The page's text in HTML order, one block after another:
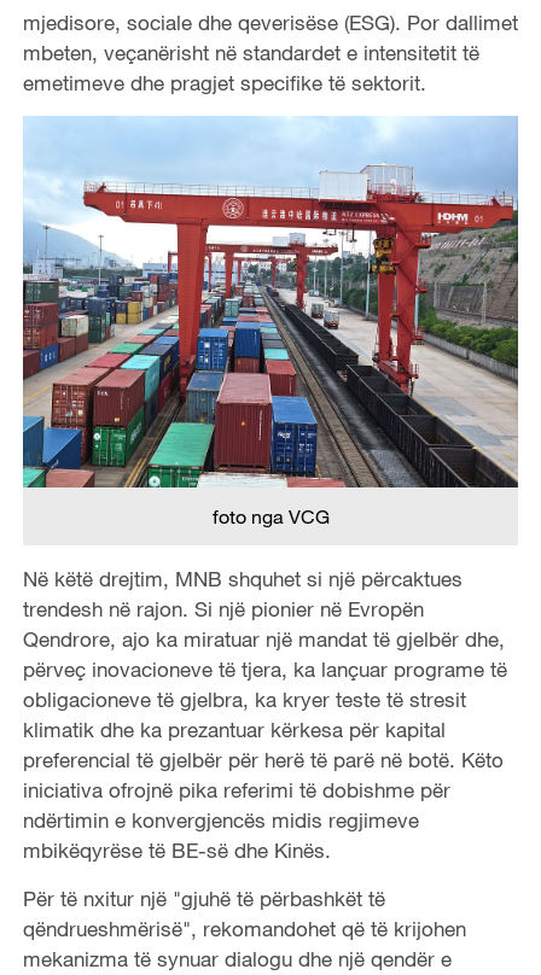
mjedisore, sociale dhe qeverisëse (ESG). Por dallimet
mbeten, veçanërisht në standardet e intensitetit të
emetimeve dhe pragjet specifike të sektorit.
foto nga VCG
Në këtë drejtim, MNB shquhet si një përcaktues
trendesh në rajon. Si një pionier në Evropën
Qendrore, ajo ka miratuar një mandat të gjelbër dhe,
përveç inovacioneve të tjera, ka lançuar programe të
obligacioneve të gjelbra, ka kryer teste të stresit
klimatik dhe ka prezantuar kërkesa për kapital
preferencial të gjelbër për herë të parë në botë. Këto
iniciativa ofrojnë pika referimi të dobishme për
ndërtimin e konvergjencës midis regjimeve
mbikëqyrëse të BE-së dhe Kinës.
Për të nxitur një "gjuhë të përbashkët të
qëndrueshmërisë", rekomandohet që të krijohen
mekanizma të synuar dialogu dhe një qendër e